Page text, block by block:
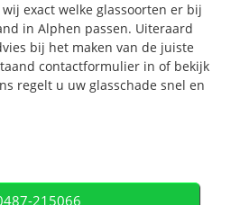
exact welke glassoorten er bij
in Alphen passen. Uiteraard
bij het maken van de juiste
contactformulier in of bekijk
regelt u uw glasschade snel en
215066